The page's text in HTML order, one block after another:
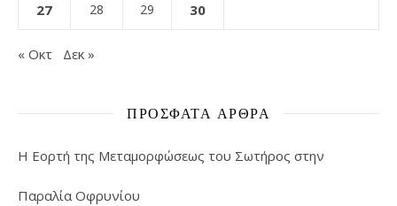
27 28 29 30
« Οκτ Δεκ »
ΠΡΌΣΦΑΤΑ ΆΡΘΡΑ
Η Εορτή της Μεταμορφώσεως του Σωτήρος στην
Παραλία Οφρυνίου